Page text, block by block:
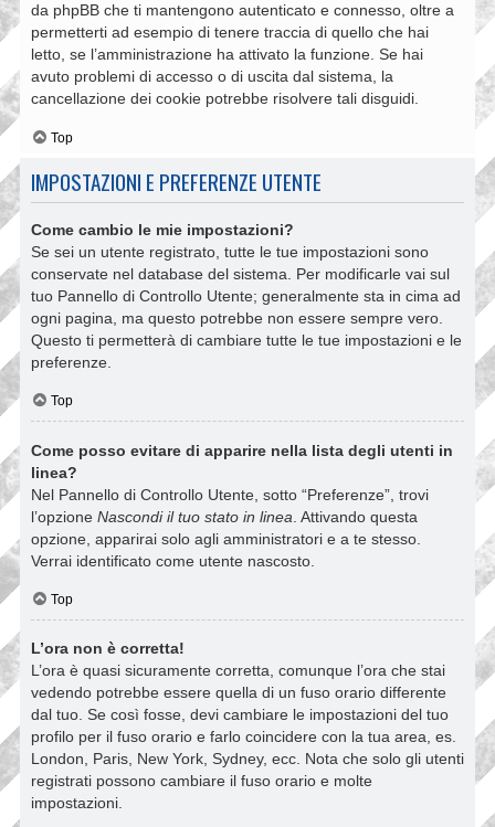
da phpBB che ti mantengono autenticato e connesso, oltre a
permetterti ad esempio di tenere traccia di quello che hai
letto, se l’amministrazione ha attivato la funzione. Se hai
avuto problemi di accesso o di uscita dal sistema, la
cancellazione dei cookie potrebbe risolvere tali disguidi.
Top
IMPOSTAZIONI E PREFERENZE UTENTE
Come cambio le mie impostazioni?
Se sei un utente registrato, tutte le tue impostazioni sono
conservate nel database del sistema. Per modificarle vai sul
tuo Pannello di Controllo Utente; generalmente sta in cima ad
ogni pagina, ma questo potrebbe non essere sempre vero.
Questo ti permetterà di cambiare tutte le tue impostazioni e le
preferenze.
Top
Come posso evitare di apparire nella lista degli utenti in
linea?
Nel Pannello di Controllo Utente, sotto “Preferenze”, trovi
l’opzione Nascondi il tuo stato in linea . Attivando questa
opzione, apparirai solo agli amministratori e a te stesso.
Verrai identificato come utente nascosto.
Top
L’ora non è corretta!
L’ora è quasi sicuramente corretta, comunque l’ora che stai
vedendo potrebbe essere quella di un fuso orario differente
dal tuo. Se così fosse, devi cambiare le impostazioni del tuo
profilo per il fuso orario e farlo coincidere con la tua area, es.
London, Paris, New York, Sydney, ecc. Nota che solo gli utenti
registrati possono cambiare il fuso orario e molte
impostazioni.